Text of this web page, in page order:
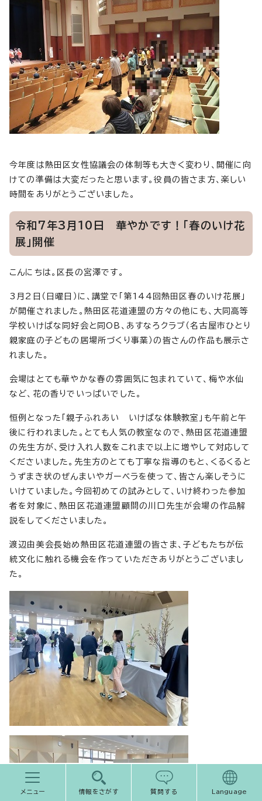
今年度は熱田区女性協議会の体制等も大きく変わり、開催に向
けての準備は大変だったと思います。役員の皆さま方、楽しい
時間をありがとうございました。
令和7年3月10日 華やかです！「春のいけ花
展」開催
こんにちは。区長の宮澤です。
3月2日（日曜日）に、講堂で「第144回熱田区春のいけ花展」
が開催されました。熱田区花道連盟の方々の他にも、大同高等
学校いけばな同好会と同OB、あすなろクラブ（名古屋市ひとり
親家庭の子どもの居場所づくり事業）の皆さんの作品も展示さ
れました。
会場はとても華やかな春の雰囲気に包まれていて、梅や水仙
など、花の香りでいっぱいでした。
恒例となった「親子ふれあい いけばな体験教室」も午前と午
後に行われました。とても人気の教室なので、熱田区花道連盟
の先生方が、受け入れ人数をこれまで以上に増やして対応して
くださいました。先生方のとても丁寧な指導のもと、くるくると
うずまき状のぜんまいやガーベラを使って、皆さん楽しそうに
いけていました。今回初めての試みとして、いけ終わった参加
者を対象に、熱田区花道連盟顧問の川口先生が会場の作品解
説をしてくださいました。
渡辺由美会長始め熱田区花道連盟の皆さま、子どもたちが伝
統文化に触れる機会を作っていただきありがとうございまし
た。
メニュー 情報をさがす 質問する Language